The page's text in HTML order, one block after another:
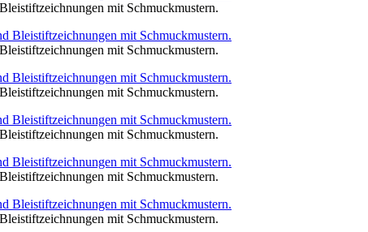
mit Schmuckmustern.
mit Schmuckmustern.
mit Schmuckmustern.
mit Schmuckmustern.
mit Schmuckmustern.
mit Schmuckmustern.